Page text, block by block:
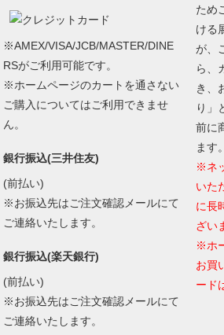
※AMEX/VISA/JCB/MASTER/DINE
RSがご利用可能です。
※ホームページのカートを通さない
ご購入についてはご利用できませ
ん。
銀行振込(三井住友)
(前払い)
※お振込先はご注文確認メールにて
ご連絡いたします。
銀行振込(楽天銀行)
(前払い)
※お振込先はご注文確認メールにて
ご連絡いたします。
ため
ける
が、
ら、
き、
り」
前に
ます。
※ネ
いた
に長
ざい
※ホ
お買
ード